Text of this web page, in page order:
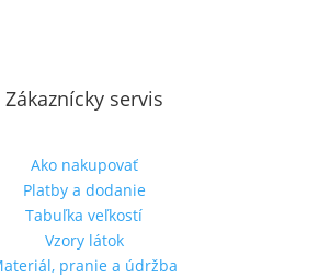
Zákaznícky servis
Ako nakupovať
Platby a dodanie
Tabuľka veľkostí
Vzory látok
pranie a údržba